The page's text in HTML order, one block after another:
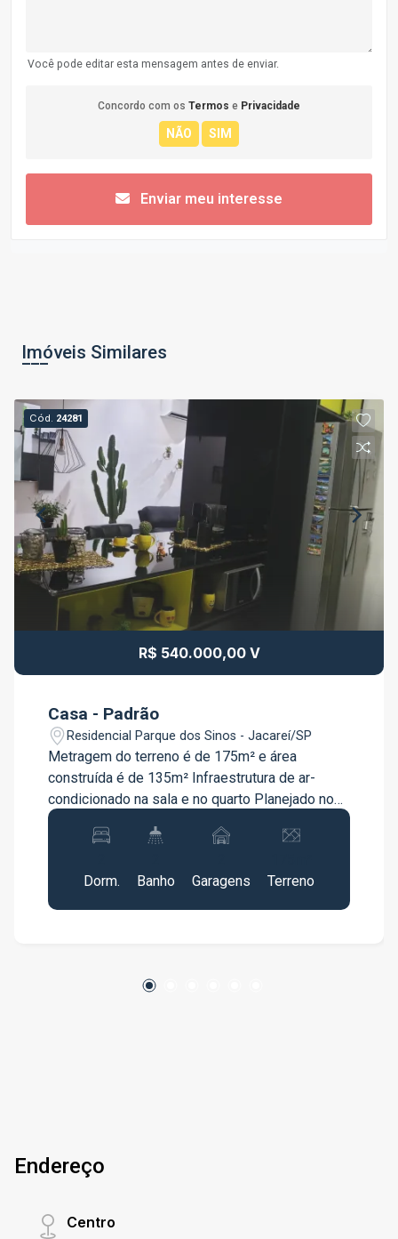
Você pode editar esta mensagem antes de enviar.
Concordo com os Termos e Privacidade
Enviar meu interesse
Imóveis Similares
Cód. 24281
R$ 540.000,00 V
Casa - Padrão
Residencial Parque dos Sinos - Jacareí/SP
Metragem do terreno é de 175m² e área
construída é de 135m² Infraestrutura de ar-
condicionado na sala e no quarto Planejado no
quarto e na cozinha Garagem para 2 carros
Hobby box Área gourmet 2 quartos (nenhum é
área gourmet) Tela em todas as janelas Cerca
elétrica e estrutura de alarme. A estrutura de
o alarme e mantém a cerca elétrica dando
Dorm.
Banho
Garagens
Terreno
Endereço
Centro